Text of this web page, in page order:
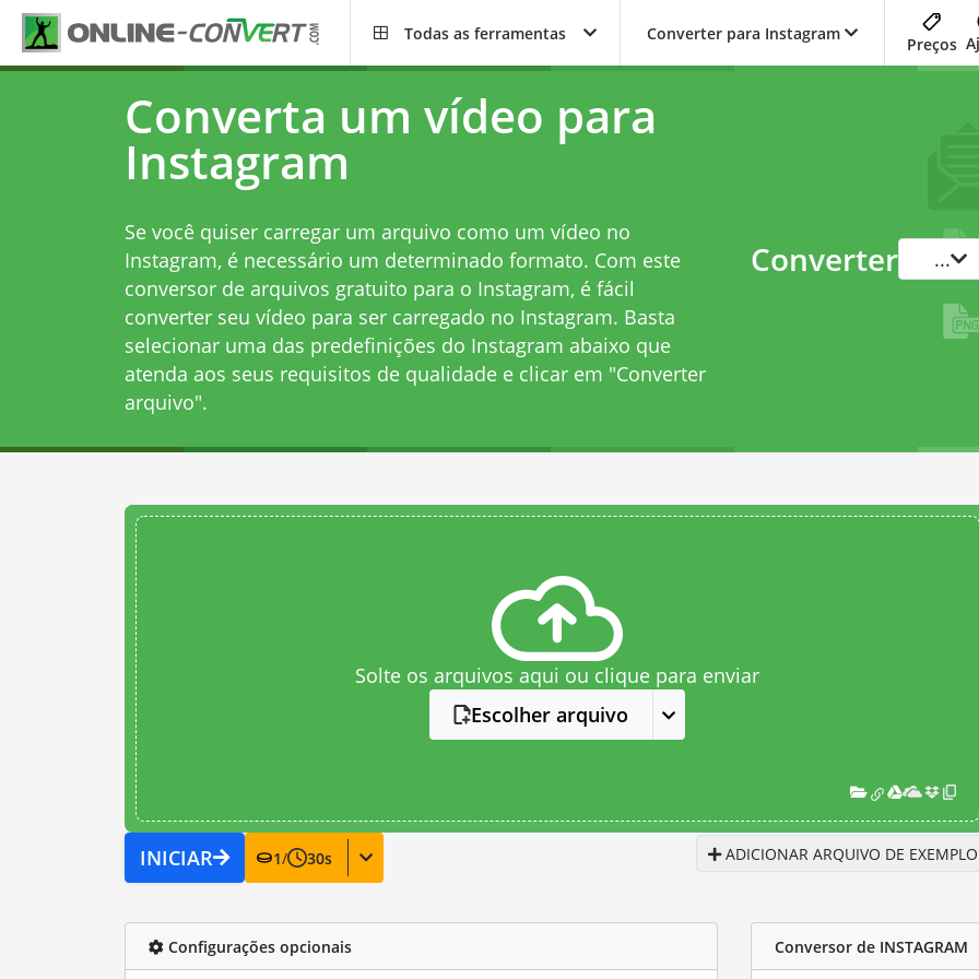
Todas as ferramentas Converter para Instagram
Preços
Converta um vídeo para
Instagram
Se você quiser carregar um arquivo como um vídeo no
Instagram, é necessário um determinado formato. Com este
conversor de arquivos gratuito para o Instagram, é fácil
converter seu vídeo para ser carregado no Instagram. Basta
selecionar uma das predefinições do Instagram abaixo que
atenda aos seus requisitos de qualidade e clicar em "Converter
arquivo".
Converter ...
Solte os arquivos aqui ou clique para enviar
Escolher arquivo
INICIAR 1/ 30s ADICIONAR ARQUIVO DE EXEMPLO
Configurações opcionais Conversor de INSTAGRAM